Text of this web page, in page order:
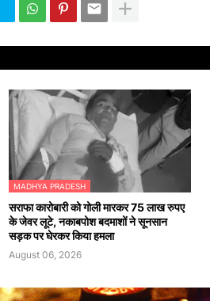
MADHYA PRADESH
सराफा कारोबारी को गोली मारकर 75 लाख रुपए
के जेवर लूटे, नकाबपोश बदमाशों ने सूनसान
सड़क पर घेरकर किया हमला
August 06, 2026